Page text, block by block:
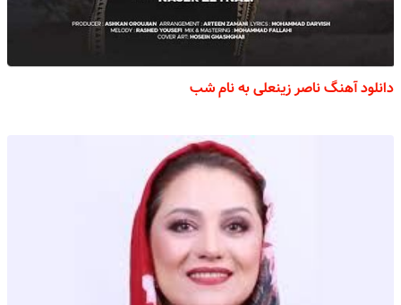
دانلود آهنگ ناصر زینعلی به نام شب